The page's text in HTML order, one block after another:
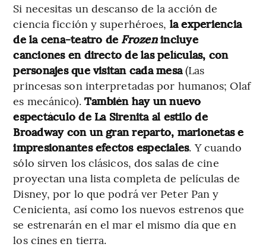
Si necesitas un descanso de la acción de
ciencia ficción y superhéroes, la experiencia
de la cena-teatro deFrozenincluye
canciones en directo de las películas, con
personajes que visitan cada mesa(Las
princesas son interpretadas por humanos; Olaf
es mecánico). También hay un nuevo
espectáculo de La Sirenita al estilo de
Broadway con un gran reparto, marionetas e
impresionantes efectos especiales. Y cuando
sólo sirven los clásicos, dos salas de cine
proyectan una lista completa de películas de
Disney, por lo que podrá ver Peter Pan y
Cenicienta, así como los nuevos estrenos que
se estrenarán en el mar el mismo día que en
los cines en tierra.